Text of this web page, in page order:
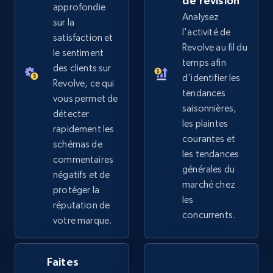
eBay - Collect records by category
URL, Product id, Title, Seller name, Seller rating,
Seller reviews, Breadcrumbs, Root category, and
more.
2.5K+ 359+ Commencer
Google Shopping
URL, Product id, Title, Product description,
Rating, Reviews count, Images, Variations, and
more.
2.4K+
approfondie
sur la
satisfaction et
le sentiment
des clients sur
Revolve, ce qui
vous permet de
détecter
rapidement les
schémas de
commentaires
négatifs et de
protéger la
réputation de
votre marque.
Analysez
l'activité de
Revolve au fil du
temps afin
d'identifier les
tendances
saisonnières,
les plaintes
courantes et
les tendances
générales du
marché chez
les
concurrents.
Faites